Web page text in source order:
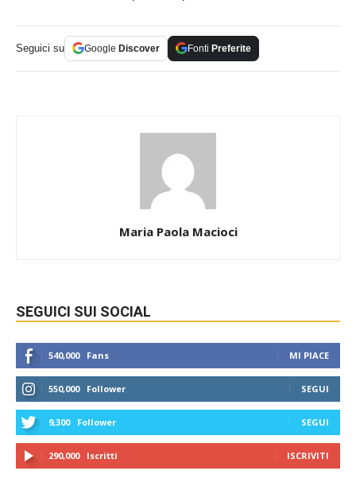
Seguici su Google Discover Fonti Preferite
Maria Paola Macioci
SEGUICI SUI SOCIAL
540,000 Fans MI PIACE
550,000 Follower SEGUI
9,300 Follower SEGUI
290,000 Iscritti ISCRIVITI